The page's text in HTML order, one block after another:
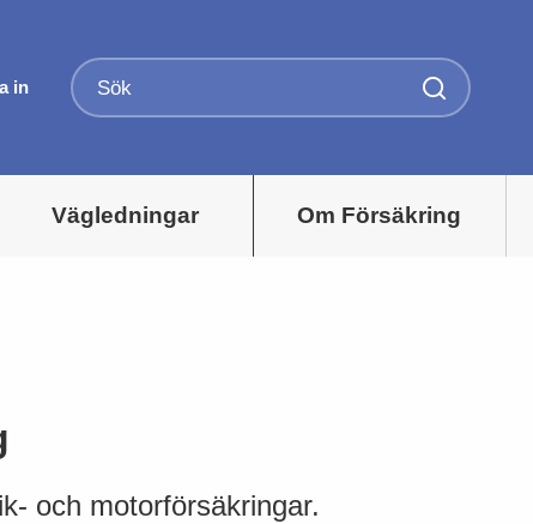
in
Vägledningar Om Försäkring
och motorförsäkringar.